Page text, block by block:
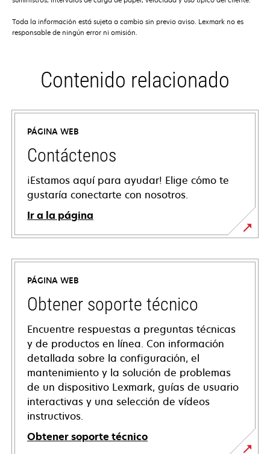
Toda la información está sujeta a cambio sin previo aviso. Lexmark no es
responsable de ningún error ni omisión.
Contenido relacionado
PÁGINA WEB
Contáctenos
¡Estamos aquí para ayudar! Elige cómo te
gustaría conectarte con nosotros.
Ir a la página
PÁGINA WEB
Obtener soporte técnico
Encuentre respuestas a preguntas técnicas
y de productos en línea. Con información
detallada sobre la configuración, el
mantenimiento y la solución de problemas
de un dispositivo Lexmark, guías de usuario
interactivas y una selección de vídeos
instructivos.
Obtener soporte técnico